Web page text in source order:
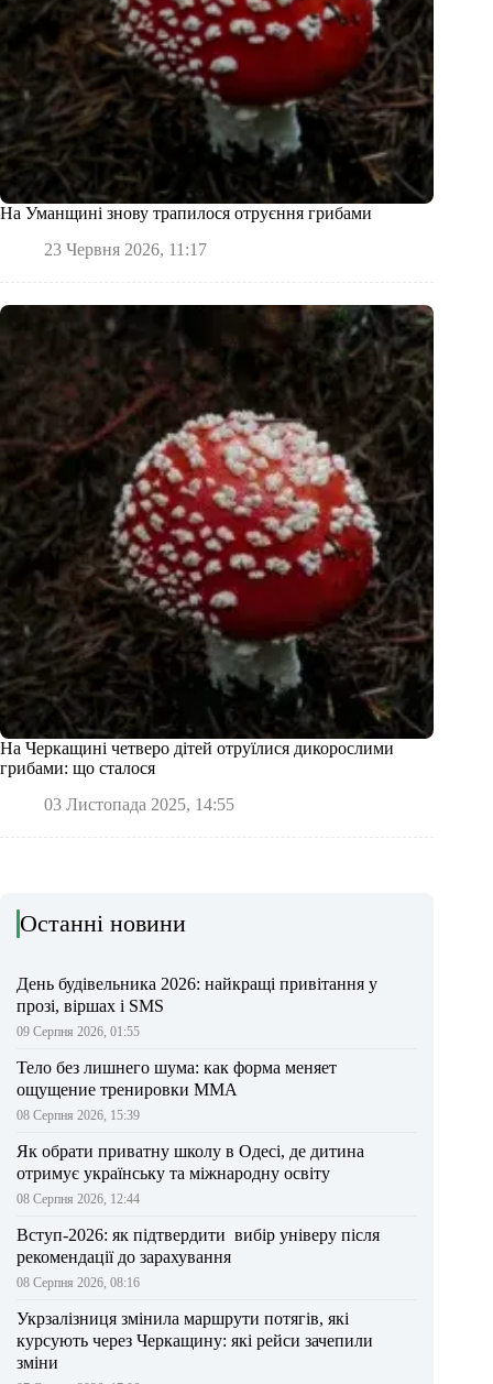
На Уманщині знову трапилося отруєння грибами
23 Червня 2026, 11:17
На Черкащині четверо дітей отруїлися дикорослими
грибами: що сталося
03 Листопада 2025, 14:55
Останні новини
День будівельника 2026: найкращі привітання у
прозі, віршах і SMS
09 Серпня 2026, 01:55
Тело без лишнего шума: как форма меняет
ощущение тренировки ММА
08 Серпня 2026, 15:39
Як обрати приватну школу в Одесі, де дитина
отримує українську та міжнародну освіту
08 Серпня 2026, 12:44
Вступ-2026: як підтвердити вибір універу після
рекомендації до зарахування
08 Серпня 2026, 08:16
Укрзалізниця змінила маршрути потягів, які
курсують через Черкащину: які рейси зачепили
зміни